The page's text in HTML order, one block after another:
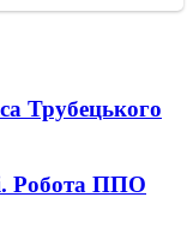
Трубецького
Робота ППО